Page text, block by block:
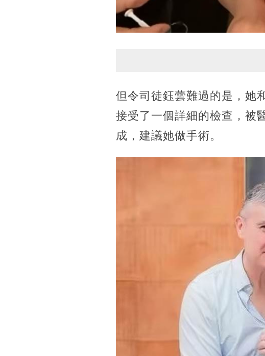
但令司徒鈺蕓難過的是，她
接受了一個詳細的檢查，被
成，建議她做手術。